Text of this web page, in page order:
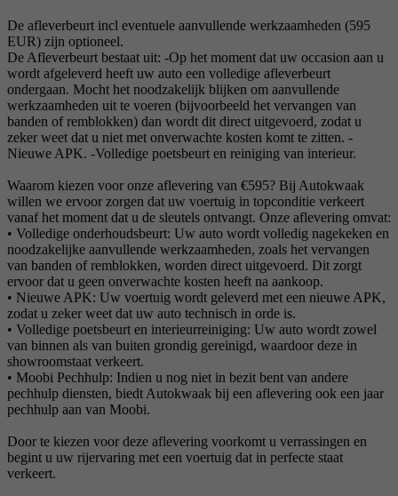
De afleverbeurt incl eventuele aanvullende werkzaamheden (595
EUR) zijn optioneel.
De Afleverbeurt bestaat uit: -Op het moment dat uw occasion aan u
wordt afgeleverd heeft uw auto een volledige afleverbeurt
ondergaan. Mocht het noodzakelijk blijken om aanvullende
werkzaamheden uit te voeren (bijvoorbeeld het vervangen van
banden of remblokken) dan wordt dit direct uitgevoerd, zodat u
zeker weet dat u niet met onverwachte kosten komt te zitten. -
Nieuwe APK. -Volledige poetsbeurt en reiniging van interieur.
Waarom kiezen voor onze aflevering van €595? Bij Autokwaak
willen we ervoor zorgen dat uw voertuig in topconditie verkeert
vanaf het moment dat u de sleutels ontvangt. Onze aflevering omvat:
• Volledige onderhoudsbeurt: Uw auto wordt volledig nagekeken en
noodzakelijke aanvullende werkzaamheden, zoals het vervangen
van banden of remblokken, worden direct uitgevoerd. Dit zorgt
ervoor dat u geen onverwachte kosten heeft na aankoop.
• Nieuwe APK: Uw voertuig wordt geleverd met een nieuwe APK,
zodat u zeker weet dat uw auto technisch in orde is.
• Volledige poetsbeurt en interieurreiniging: Uw auto wordt zowel
van binnen als van buiten grondig gereinigd, waardoor deze in
showroomstaat verkeert.
• Moobi Pechhulp: Indien u nog niet in bezit bent van andere
pechhulp diensten, biedt Autokwaak bij een aflevering ook een jaar
pechhulp aan van Moobi.
Door te kiezen voor deze aflevering voorkomt u verrassingen en
begint u uw rijervaring met een voertuig dat in perfecte staat
verkeert.